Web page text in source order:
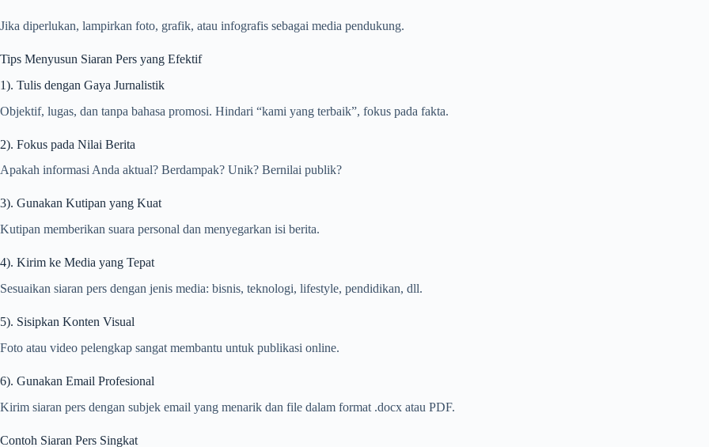
Jika diperlukan, lampirkan foto, grafik, atau infografis sebagai media pendukung.
Tips Menyusun Siaran Pers yang Efektif
1). Tulis dengan Gaya Jurnalistik
Objektif, lugas, dan tanpa bahasa promosi. Hindari “kami yang terbaik”, fokus pada fakta.
2). Fokus pada Nilai Berita
Apakah informasi Anda aktual? Berdampak? Unik? Bernilai publik?
3). Gunakan Kutipan yang Kuat
Kutipan memberikan suara personal dan menyegarkan isi berita.
4). Kirim ke Media yang Tepat
Sesuaikan siaran pers dengan jenis media: bisnis, teknologi, lifestyle, pendidikan, dll.
5). Sisipkan Konten Visual
Foto atau video pelengkap sangat membantu untuk publikasi online.
6). Gunakan Email Profesional
Kirim siaran pers dengan subjek email yang menarik dan file dalam format .docx atau PDF.
Contoh Siaran Pers Singkat